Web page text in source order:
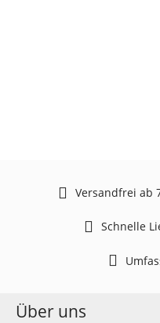
Versandfrei ab
Schnelle
Über uns